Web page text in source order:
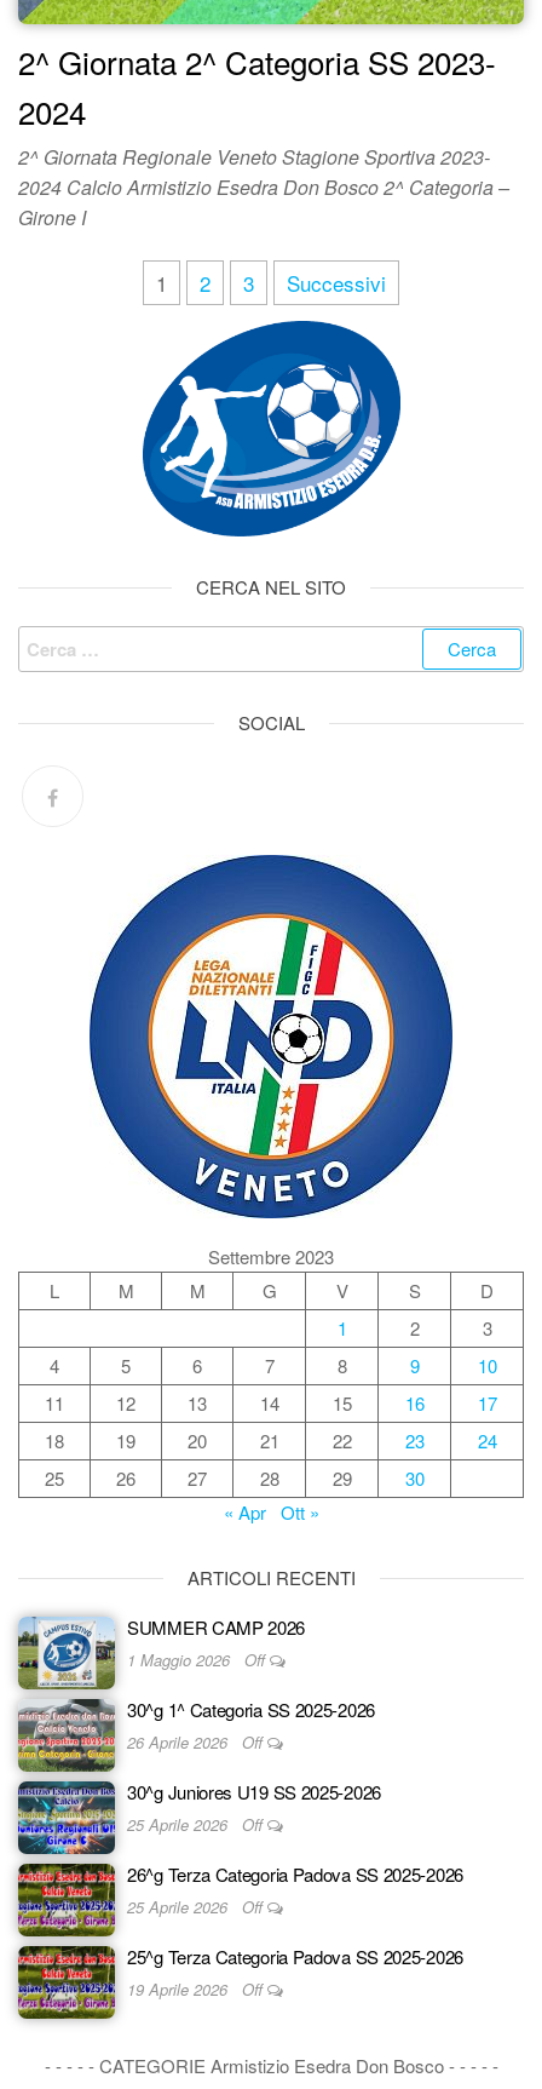
2^ Giornata 2^ Categoria SS 2023-
2024
2^ Giornata Regionale Veneto Stagione Sportiva 2023-
2024 Calcio Armistizio Esedra Don Bosco 2^ Categoria –
Girone I
1 2 3 Successivi
CERCA NEL SITO
SOCIAL
Settembre 2023
L
M M G V S
D
1
2
3
4
5 6 7 8 9
10
11
12 13 14 15 16
17
18
19 20 21 22 23
24
25
26 27 28 29
30
« Apr Ott »
ARTICOLI RECENTI
SUMMER CAMP 2026
1 Maggio 2026 Off
30^g 1^ Categoria SS 2025-2026
26 Aprile 2026 Off
30^g Juniores U19 SS 2025-2026
25 Aprile 2026 Off
26^g Terza Categoria Padova SS 2025-2026
25 Aprile 2026 Off
25^g Terza Categoria Padova SS 2025-2026
19 Aprile 2026 Off
- - - - - CATEGORIE Armistizio Esedra Don Bosco - - - - -